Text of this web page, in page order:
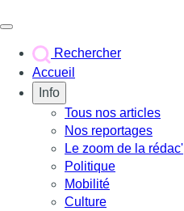
Rechercher
Accueil
Info
Tous nos articles
Nos reportages
Le zoom de la rédac'
Politique
Mobilité
Culture